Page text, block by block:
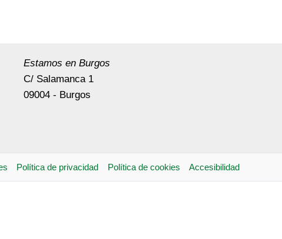
Estamos en Burgos
C/ Salamanca 1
09004 - Burgos
Política de privacidad Política de cookies Accesibilidad